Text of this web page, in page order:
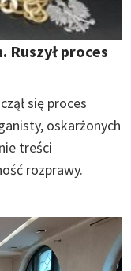
Ruszył proces
się proces
oskarżonych
treści
rozprawy.